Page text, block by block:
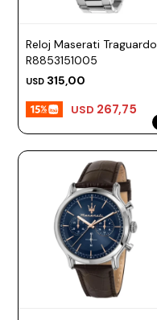
Reloj Maserati Traguardo
R8853151005
USD 315,00
USD 267,75